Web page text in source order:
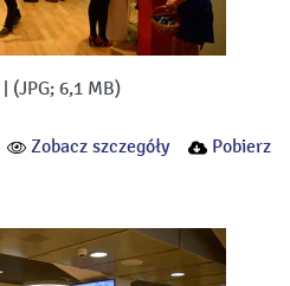
(JPG; 6,1 MB)
Zobacz szczegóły Pobierz